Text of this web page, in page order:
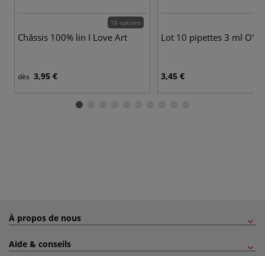
18 options
Châssis 100% lin I Love Art
dès 3,95 €
Lot 10 pipettes 3 ml
3,45 €
À propos de nous
Aide & conseils